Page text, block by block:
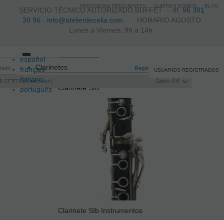
SERVICIO TÉCNICO AUTORIZADO BUFFET -tlf.96 381
30 96 · info@atelierdecelia.com HORARIO AGOSTO
Lunes a Viernes: 9h a 14h
español
français
Italiano
português
Registro /Iniciar sesión
CESTA 0artículos Saldo: 0 €
USUARIOS REGISTRADOS
Toggle
navigation
Clarinetes
Clarinete SIb
Clarinete SIb Instrumentos
PREGUNTAS FRECUENTES QUIÉNES SOMOS BLOG